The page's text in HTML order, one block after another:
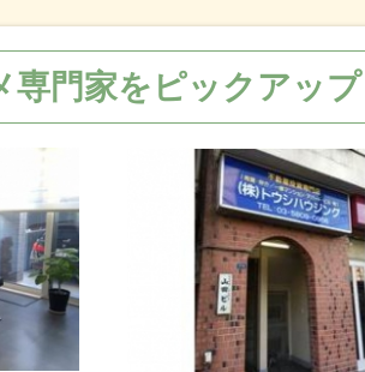
専門家をピックアップ